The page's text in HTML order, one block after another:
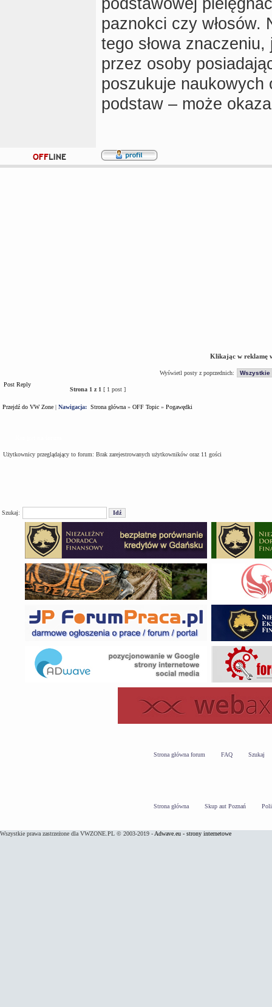
paznokci czy włosów.
tego słowa
przez osoby
poszukuje naukowych
podstaw – może
Klikając w reklamę
Wyświetl posty z poprzednich:
Post Reply
Strona 1 z 1 [ 1 post ]
Przejdź do VW Zone | Nawigacja: Strona główna » OFF Topic » Pogawędki
Użytkownicy przeglądający to forum: Brak zarejestrowanych użytkowników oraz 11 gości
Szukaj:
Strona główna forum FAQ Szukaj
Strona główna Skup aut Poznań
Wszystkie prawa zastrzeżone dla VWZONE.PL © 2003-2019 - Adwave.eu - strony internetowe